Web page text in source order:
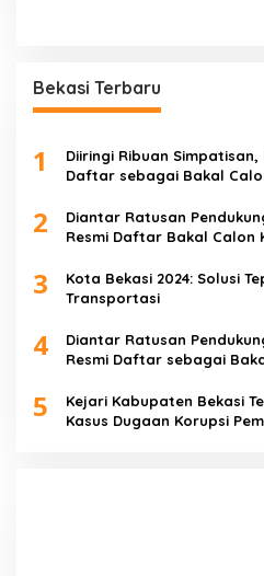
Bekasi Terbaru
1
Diiringi Ribuan Simpatisan,
Daftar sebagai Bakal
2
Diantar Ratusan
Resmi Daftar Bakal Calon
3
Kota Bekasi 2024: Solusi
Transportasi
4
Diantar Ratusan
Resmi Daftar sebagai
5
Kejari Kabupaten Bekasi
Kasus Dugaan Korupsi